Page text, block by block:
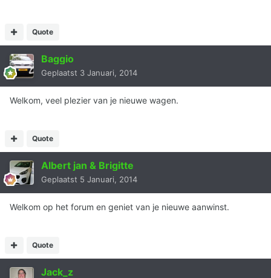
Quote
Baggio
Geplaatst 3 Januari, 2014
Welkom, veel plezier van je nieuwe wagen.
Quote
Albert jan & Brigitte
Geplaatst 5 Januari, 2014
Welkom op het forum en geniet van je nieuwe aanwinst.
Quote
Jack_z